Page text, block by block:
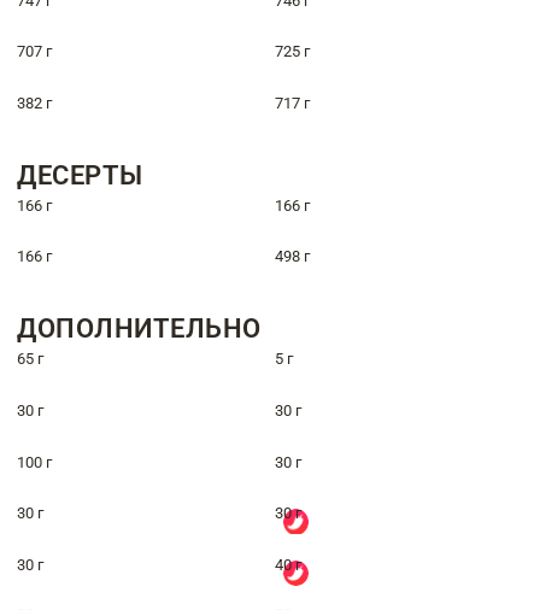
707 г 725 г
382 г 717 г
ДЕСЕРТЫ
166 г 166 г
166 г 498 г
ДОПОЛНИТЕЛЬНО
65 г 5 г
30 г 30 г
100 г 30 г
30 г 30 г
30 г 40 г